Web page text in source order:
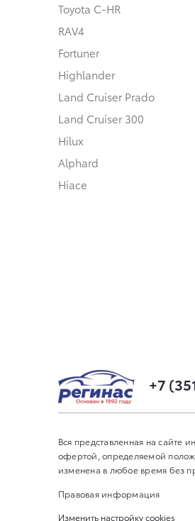
Toyota C-HR
RAV4
Fortuner
Highlander
Land Cruiser Prado
Land Cruiser 300
Hilux
Alphard
Hiace
+7
Вся представленная на сайте
офертой, определяемой
изменена в любое время без
Правовая информация
Изменить настройку cookies